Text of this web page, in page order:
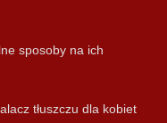
sposoby na ich
tłuszczu dla kobiet